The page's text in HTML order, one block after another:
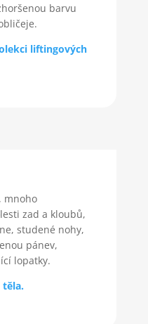
barvu
liftingových
mnoho
zad a kloubů,
studené nohy,
pánev,
lopatky.
těla.